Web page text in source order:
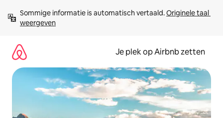
direct
naar
Sommige informatie is automatisch vertaald. Originele taal
weergeven
Je plek op Airbnb zetten